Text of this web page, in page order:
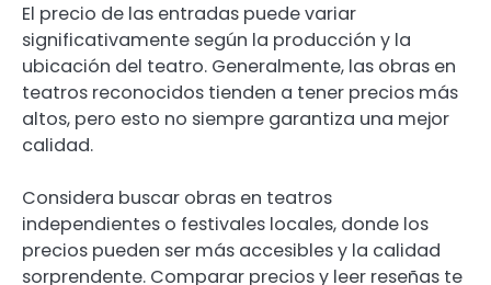
El precio de las entradas puede variar
significativamente según la producción y la
ubicación del teatro. Generalmente, las obras en
teatros reconocidos tienden a tener precios más
altos, pero esto no siempre garantiza una mejor
calidad.
Considera buscar obras en teatros
independientes o festivales locales, donde los
precios pueden ser más accesibles y la calidad
sorprendente. Comparar precios y leer reseñas te